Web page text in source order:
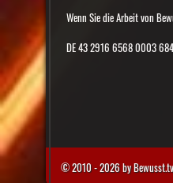
Wenn Sie die Arbeit von
DE 43 2916 6568 0003
© 2010 - 2026 by